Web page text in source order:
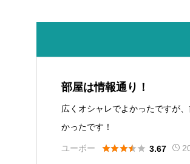
部屋は情報通り！
広くオシャレでよかったですが
かったです！
ユーボー  3.67